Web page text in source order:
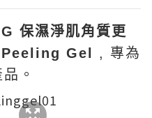
保濕淨肌角質更
Gel , 專為
。